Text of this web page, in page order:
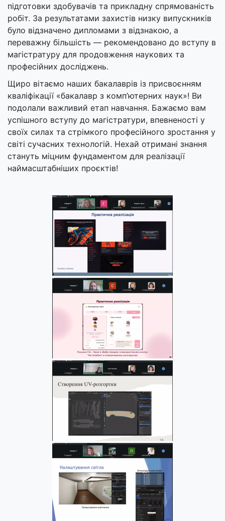
підготовки здобувачів та прикладну спрямованість
робіт. За результатами захистів низку випускників
було відзначено дипломами з відзнакою, а
переважну більшість — рекомендовано до вступу в
магістратуру для продовження наукових та
професійних досліджень.
Щиро вітаємо наших бакалаврів із присвоєнням
кваліфікації «бакалавр з комп’ютерних наук»! Ви
подолали важливий етап навчання. Бажаємо вам
успішного вступу до магістратури, впевненості у
своїх силах та стрімкого професійного зростання у
світі сучасних технологій. Нехай отримані знання
стануть міцним фундаментом для реалізації
наймасштабніших проєктів!